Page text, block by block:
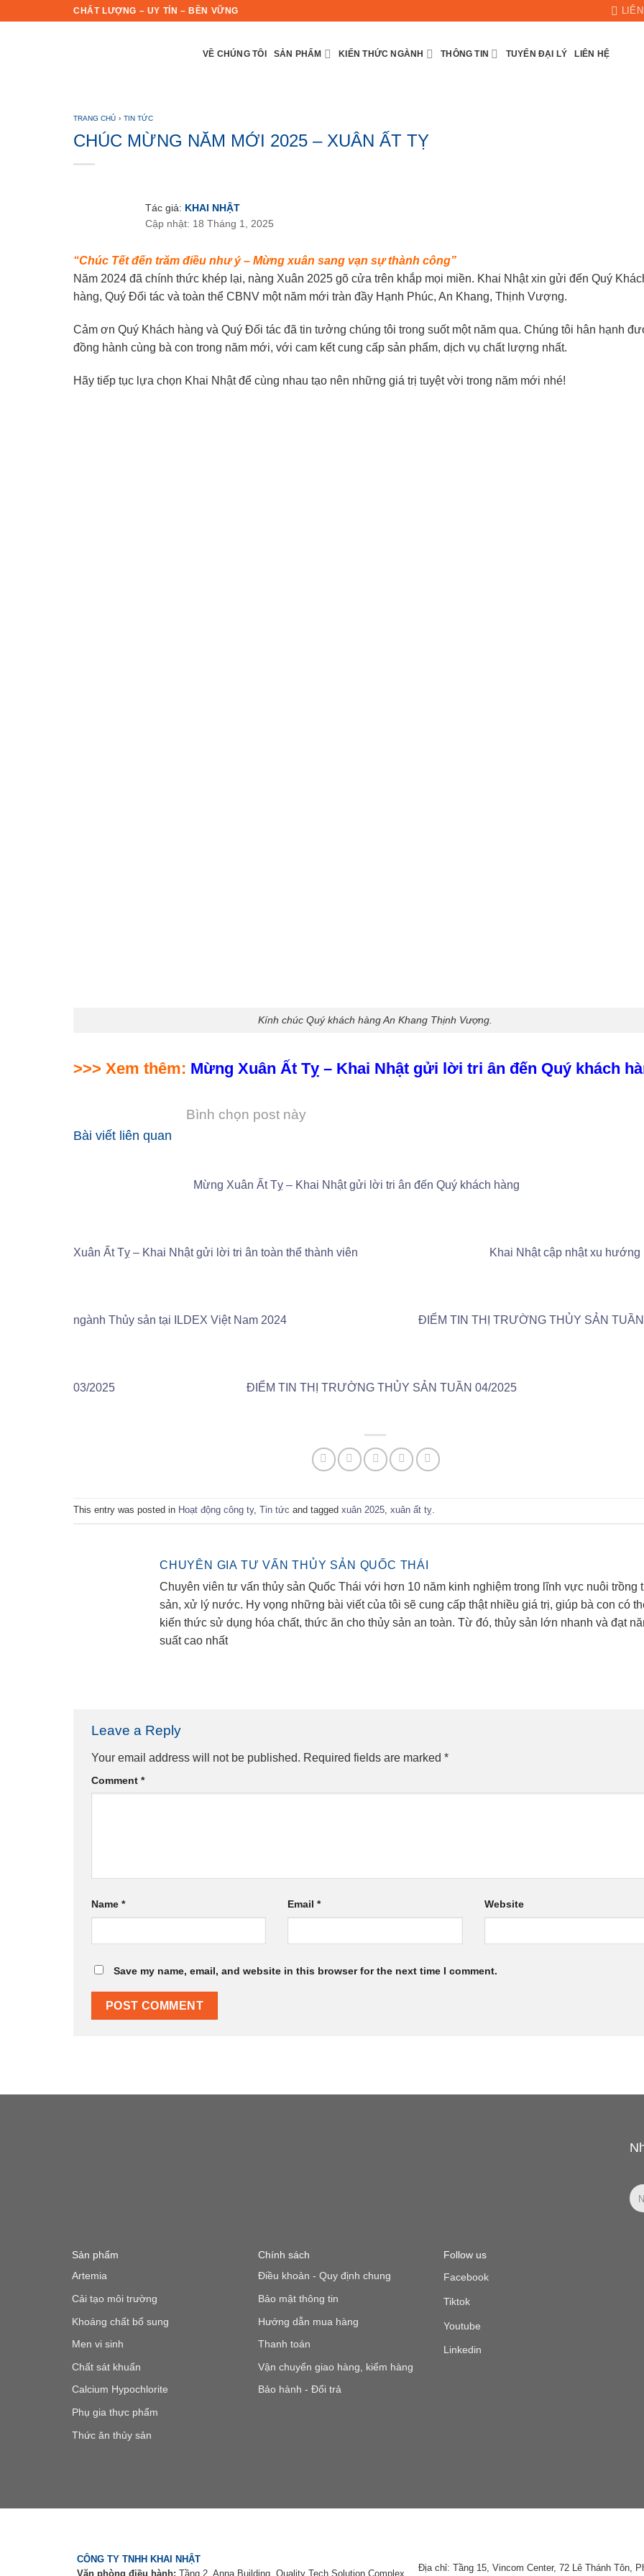
CHẤT LƯỢNG – UY TÍN – BỀN VỮNG
VỀ CHÚNG TÔI SẢN PHẨM KIẾN THỨC NGÀNH THÔNG TIN TUYỂN ĐẠI LÝ LIÊN HỆ
TRANG CHỦ › TIN TỨC
CHÚC MỪNG NĂM MỚI 2025 – XUÂN ẤT TỴ
Tác giả: KHAI NHẬT
Cập nhật: 18 Tháng 1, 2025
“Chúc Tết đến trăm điều như ý – Mừng xuân sang vạn sự thành công”
Năm 2024 đã chính thức khép lại, nàng Xuân 2025 gõ cửa trên khắp mọi miền. Khai Nhật xin gửi đến Quý
hàng, Quý Đối tác và toàn thể CBNV một năm mới tràn đầy Hạnh Phúc, An Khang, Thịnh Vượng.
Cảm ơn Quý Khách hàng và Quý Đối tác đã tin tưởng chúng tôi trong suốt một năm qua. Chúng tôi hân hạnh
đồng hành cùng bà con trong năm mới, với cam kết cung cấp sản phẩm, dịch vụ chất lượng nhất.
Hãy tiếp tục lựa chọn Khai Nhật để cùng nhau tạo nên những giá trị tuyệt vời trong năm mới nhé!
Kính chúc Quý khách hàng An Khang Thịnh Vượng.
>>> Xem thêm: Mừng Xuân Ất Tỵ – Khai Nhật gửi lời tri ân đến Quý khách
Bình chọn post này
Bài viết liên quan
Mừng Xuân Ất Tỵ – Khai Nhật gửi lời tri ân đến Quý khách hàng
Xuân Ất Tỵ – Khai Nhật gửi lời tri ân toàn thể thành viên Khai Nhật cập nhật xu hướng
ngành Thủy sản tại ILDEX Việt Nam 2024 ĐIỂM TIN THỊ TRƯỜNG THỦY SẢN TUẦN
03/2025 ĐIỂM TIN THỊ TRƯỜNG THỦY SẢN TUẦN 04/2025
This entry was posted in Hoạt động công ty, Tin tức and tagged xuân 2025, xuân ất tỵ.
CHUYÊN GIA TƯ VẤN THỦY SẢN QUỐC THÁI
Chuyên viên tư vấn thủy sản Quốc Thái với hơn 10 năm kinh nghiệm trong lĩnh vực nuôi trồng
sản, xử lý nước. Hy vọng những bài viết của tôi sẽ cung cấp thật nhiều giá trị, giúp bà con có
kiến thức sử dụng hóa chất, thức ăn cho thủy sản an toàn. Từ đó, thủy sản lớn nhanh và đạt
suất cao nhất
Leave a Reply
Your email address will not be published. Required fields are marked *
Comment *
Name * Email* Website
Save my name, email, and website in this browser for the next time I comment.
Sản phẩm
Artemia
Cải tạo môi trường
Khoáng chất bổ sung
Men vi sinh
Chất sát khuẩn
Calcium Hypochlorite
Phụ gia thực phẩm
Thức ăn thủy sản
Chính sách
Điều khoản - Quy định chung
Bảo mật thông tin
Hướng dẫn mua hàng
Thanh toán
Vận chuyển giao hàng, kiểm hàng
Bảo hành - Đổi trả
Follow us
Facebook
Tiktok
Youtube
Linkedin
CÔNG TY TNHH KHAI NHẬT
Văn phòng điều hành: Tầng 2, Anna Building, Quality Tech Solution Complex,
Địa chỉ: Tầng 15, Vincom Center, 72 Lê Thánh Tôn,